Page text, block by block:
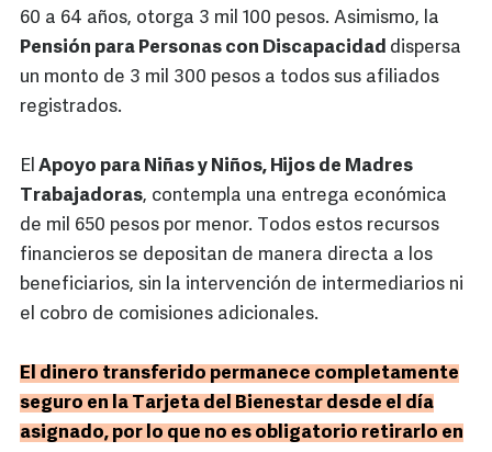
60 a 64 años, otorga 3 mil 100 pesos. Asimismo, la
Pensión para Personas con Discapacidad dispersa
un monto de 3 mil 300 pesos a todos sus afiliados
registrados.
El Apoyo para Niñas y Niños, Hijos de Madres
Trabajadoras, contempla una entrega económica
de mil 650 pesos por menor. Todos estos recursos
financieros se depositan de manera directa a los
beneficiarios, sin la intervención de intermediarios ni
el cobro de comisiones adicionales.
El dinero transferido permanece completamente
seguro en la Tarjeta del Bienestar desde el día
asignado, por lo que no es obligatorio retirarlo en